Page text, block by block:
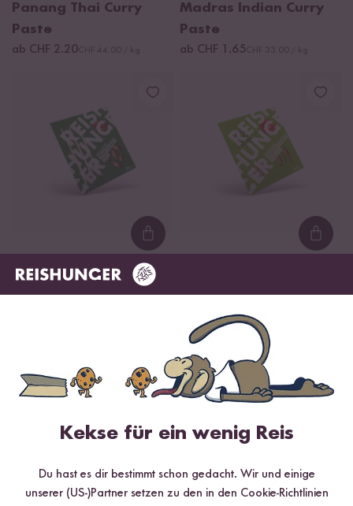
Panang Thai Curry
Paste
ab CHF 2.20
Madras Indian Curry
Paste
ab CHF 1.65
Loading...
Grüne Thai Curry
ab CHF 1.65CHF 33.00 / kg
DU SPARST BIS ZU 11 % DU SPARST BIS ZU 7 %
Kekse für ein wenig Reis
Du hast es dir bestimmt schon gedacht. Wir und einige
unserer (US-)Partner setzen zu den in den Cookie-Richtlinien